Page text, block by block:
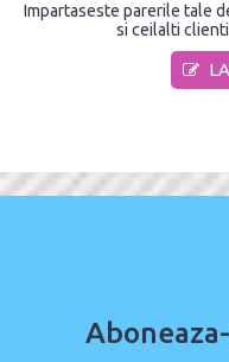
Impartaseste parerile tale
si ceilalti